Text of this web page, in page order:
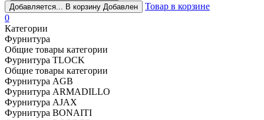
Добавляется... В корзину Добавлен
Товар в корзине
0
Категории
Фурнитура
Общие товары категории
Фурнитура TLOCK
Общие товары категории
Фурнитура AGB
Фурнитура ARMADILLO
Фурнитура AJAX
Фурнитура BONAITI